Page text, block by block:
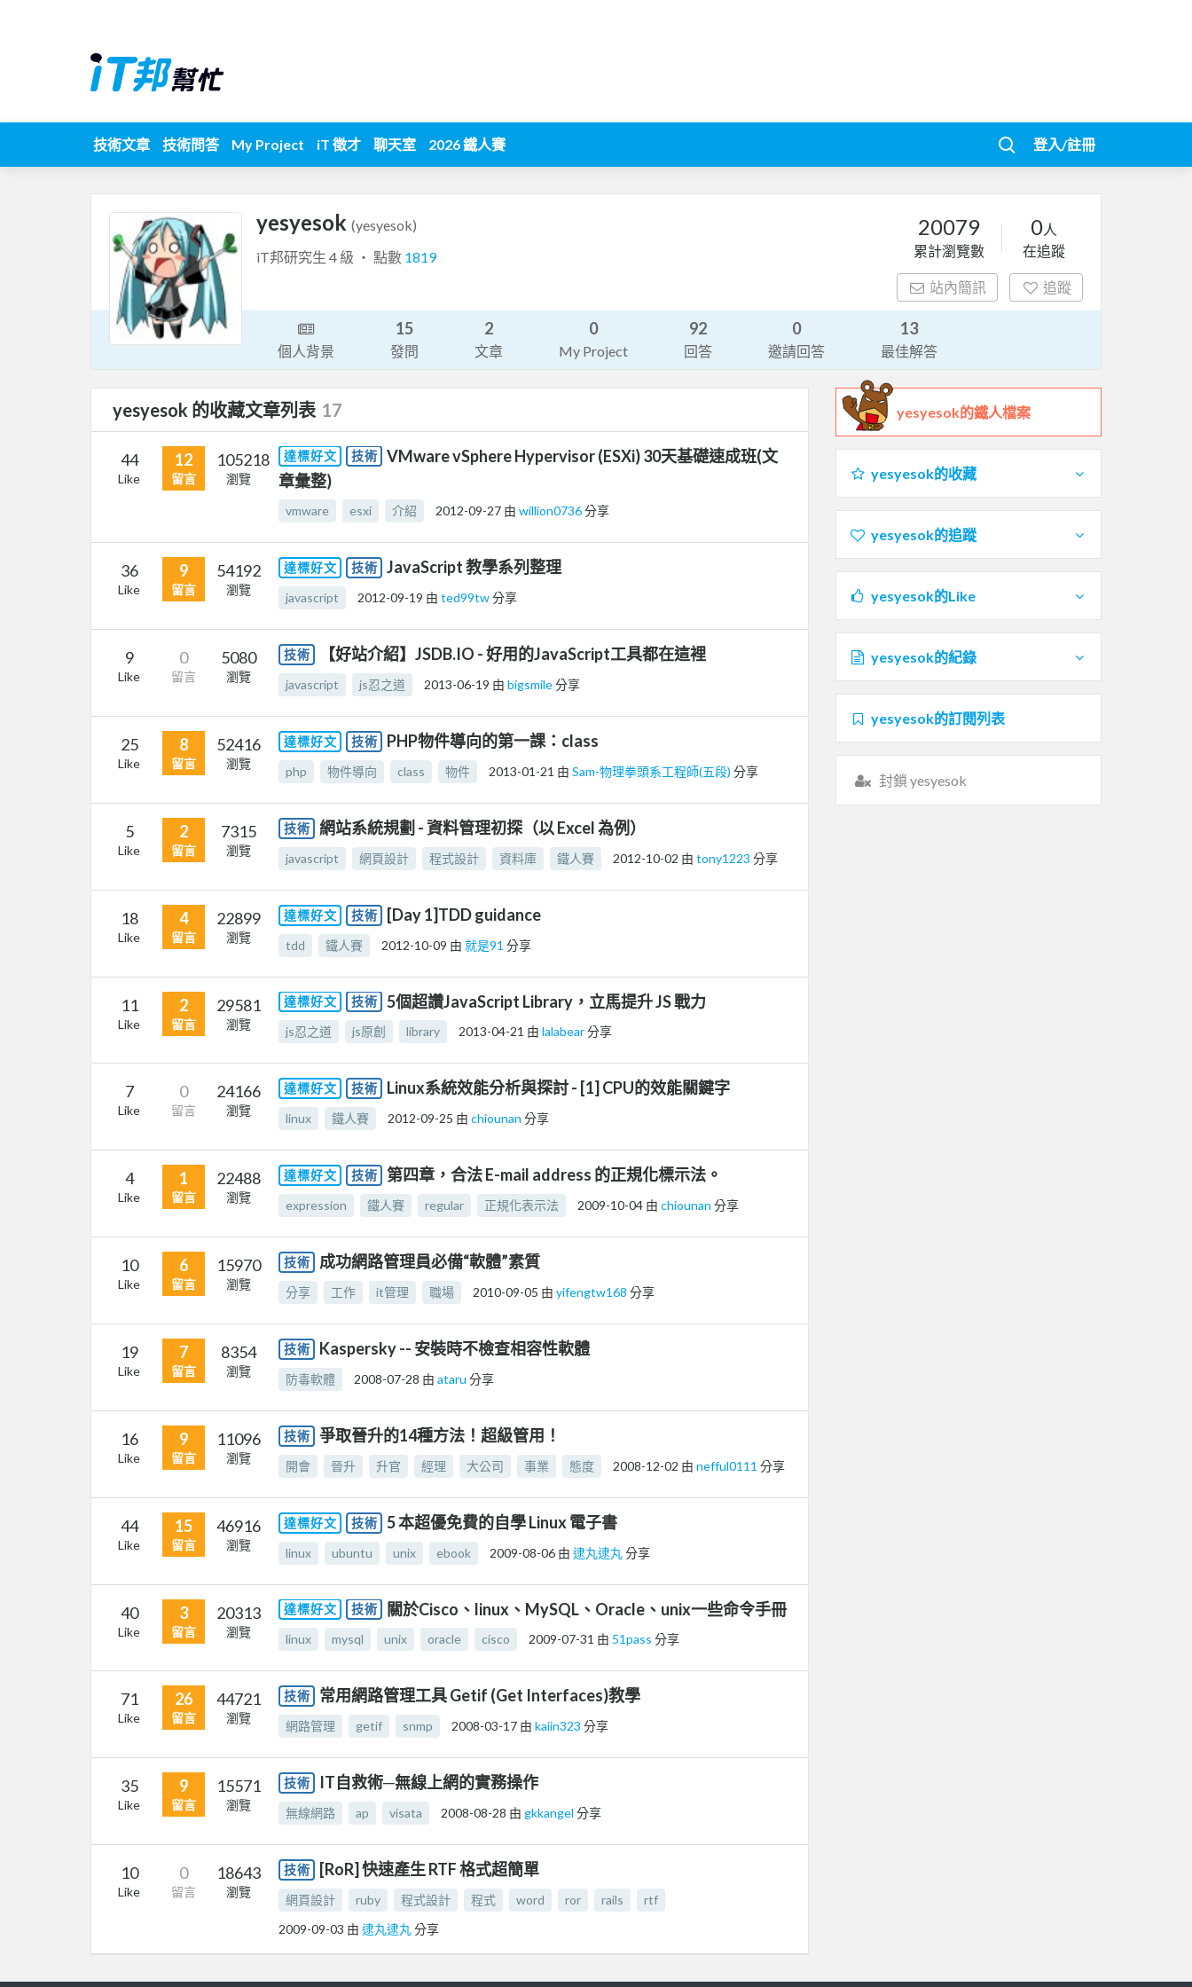
技術文章 技術問答 My Project iT 徵才 聊天室 2026 鐵人賽 登入/註冊
yesyesok (yesyesok)
iT邦研究生 4 級 ‧ 點數 1819
20079
累計瀏覽數
0人
在追蹤
站內簡訊 追蹤
個人背景
15
發問
2
文章
0
My Project
92
回答
0
邀請回答
13
最佳解答
yesyesok 的收藏文章列表 17
44
Like
12
留言
105218
瀏覽
達標好文 技術
VMware vSphere Hypervisor (ESXi) 30天基礎速成班(文
章彙整)
vmware esxi 介紹 2012-09-27 由 willion0736分享
36
Like
9
留言
54192
瀏覽
達標好文 技術 JavaScript 教學系列整理
javascript 2012-09-19 由 ted99tw分享
9
Like
0
留言
5080
瀏覽
技術 【好站介紹】JSDB.IO - 好用的JavaScript工具都在這裡
javascript js忍之道 2013-06-19 由 bigsmile分享
25
Like
8
留言
52416
瀏覽
達標好文 技術 PHP物件導向的第一課：class
php 物件導向 class 物件 2013-01-21 由 Sam-物理拳頭系工程師(五段) 分享
5
Like
2
留言
7315
瀏覽
技術 網站系統規劃 - 資料管理初探（以 Excel 為例）
javascript 網頁設計 程式設計 資料庫 鐵人賽 2012-10-02 由 tony1223 分享
18
Like
4
留言
22899
瀏覽
達標好文 技術 [Day 1]TDD guidance
tdd 鐵人賽 2012-10-09 由 就是91 分享
11
Like
2
留言
29581
瀏覽
達標好文 技術 5個超讚JavaScript Library，立馬提升 JS 戰力
js忍之道 js原創 library 2013-04-21 由 lalabear分享
7
Like
0
留言
24166
瀏覽
達標好文 技術 Linux系統效能分析與探討 - [1] CPU的效能關鍵字
linux 鐵人賽 2012-09-25 由 chiounan 分享
4
Like
1
留言
22488
瀏覽
達標好文 技術 第四章，合法 E-mail address 的正規化標示法。
expression 鐵人賽 regular 正規化表示法 2009-10-04 由 chiounan 分享
10
Like
6
留言
15970
瀏覽
技術 成功網路管理員必備“軟體”素質
分享 工作 it管理 職場 2010-09-05 由 yifengtw168 分享
19
Like
7
留言
8354
瀏覽
技術 Kaspersky -- 安裝時不檢查相容性軟體
防毒軟體 2008-07-28 由 ataru 分享
16
Like
9
留言
11096
瀏覽
技術 爭取晉升的14種方法！超級管用！
開會 晉升 升官 經理 大公司 事業 態度 2008-12-02 由 nefful0111 分享
44
Like
15
留言
46916
瀏覽
達標好文 技術 5 本超優免費的自學 Linux 電子書
linux ubuntu unix ebook 2009-08-06 由 逮丸逮丸分享
40
Like
3
留言
20313
瀏覽
達標好文 技術 關於Cisco、linux、MySQL、Oracle、unix一些命令手冊
linux mysql unix oracle cisco 2009-07-31 由 51pass 分享
71
Like
26
留言
44721
瀏覽
技術 常用網路管理工具 Getif (Get Interfaces)教學
網路管理 getif snmp 2008-03-17 由 kaiin323 分享
35
Like
9
留言
15571
瀏覽
技術 IT自救術─無線上網的實務操作
無線網路 ap visata 2008-08-28 由 gkkangel 分享
10
Like
0
留言
18643
瀏覽
技術 [RoR] 快速產生 RTF 格式超簡單
網頁設計 ruby 程式設計 程式 word ror rails
rtf
2009-09-03 由 逮丸逮丸分享
yesyesok的鐵人檔案
yesyesok的收藏
yesyesok的追蹤
yesyesok的Like
yesyesok的紀錄
yesyesok的訂閱列表
封鎖 yesyesok